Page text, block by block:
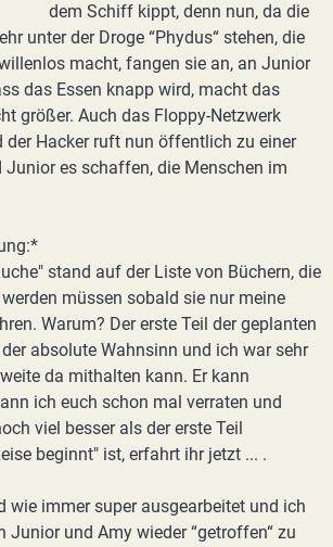
dem Schiff kippt, denn nun, da die
unter der Droge “Phydus“ stehen, die
macht, fangen sie an, an Junior
das Essen knapp wird, macht das
größer. Auch das Floppy-Netzwerk
der Hacker ruft nun öffentlich zu einer
Junior es schaffen, die Menschen im
stand auf der Liste von Büchern, die
müssen sobald sie nur meine
Warum? Der erste Teil der geplanten
absolute Wahnsinn und ich war sehr
da mithalten kann. Er kann
ich euch schon mal verraten und
viel besser als der erste Teil
beginnt" ist, erfahrt ihr jetzt ... .
wie immer super ausgearbeitet und ich
Junior und Amy wieder “getroffen“ zu